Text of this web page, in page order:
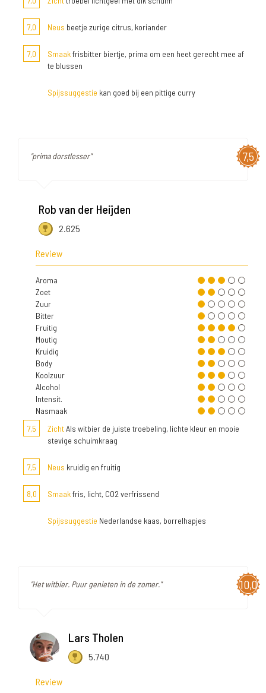
7,0 Neus beetje zurige citrus, koriander
7,0 Smaakfrisbitter biertje, prima om een heet gerecht mee af
te blussen
Spijssuggestie kan goed bij een pittige curry
7,5
"prima dorstlesser"
Rob van der Heijden
2.625
Review
Aroma
Zoet
Zuur
Bitter
Fruitig
Moutig
Kruidig
Body
Koolzuur
Alcohol
Intensit.
Nasmaak
7,5
ZichtAls witbier de juiste troebeling, lichte kleur en mooie
stevige schuimkraag
7,5 Neus kruidig en fruitig
8,0 Smaakfris, licht, CO2 verfrissend
Spijssuggestie Nederlandse kaas, borrelhapjes
10,0
"Het witbier. Puur genieten in de zomer."
Lars Tholen
5.740
Review